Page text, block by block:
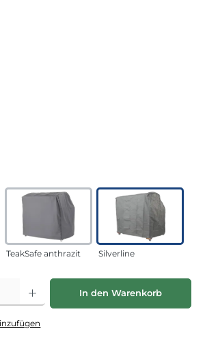
TeakSafe anthrazit Silverline
gewünschten Wert ein oder benutze die
In den Warenkorb